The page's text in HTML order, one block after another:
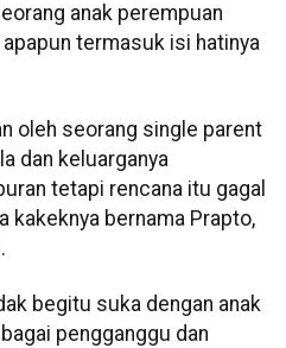
anak perempuan
termasuk isi hatinya
oleh seorang single parent
dan keluarganya
tetapi rencana itu gagal
kakeknya bernama Prapto,
begitu suka dengan anak
pengganggu dan